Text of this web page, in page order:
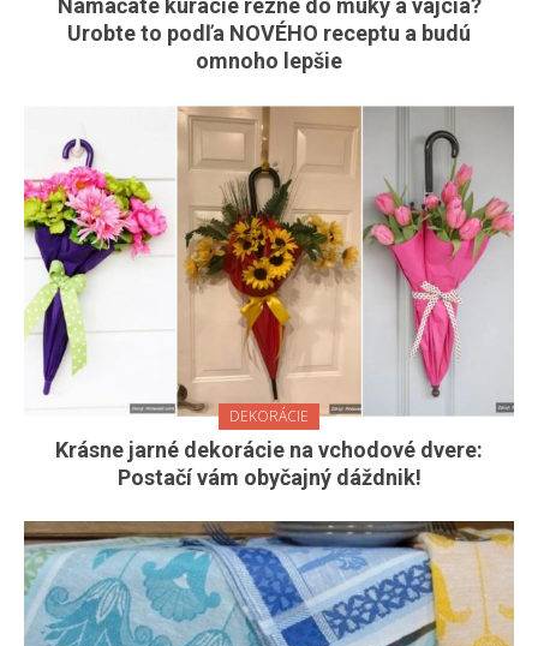
Namáčate kuracie rezne do múky a vajcia?
Urobte to podľa NOVÉHO receptu a budú
omnoho lepšie
DEKORÁCIE
Krásne jarné dekorácie na vchodové dvere:
Postačí vám obyčajný dáždnik!